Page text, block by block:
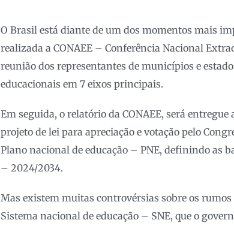
O Brasil está diante de um dos momentos mais
realizada a CONAEE – Conferência Nacional
reunião dos representantes de municípios e
educacionais em 7 eixos principais.
Em seguida, o relatório da CONAEE, será
projeto de lei para apreciação e votação pelo
Plano nacional de educação – PNE, definindo as
– 2024/2034.
Mas existem muitas controvérsias sobre os
Sistema nacional de educação – SNE, que o